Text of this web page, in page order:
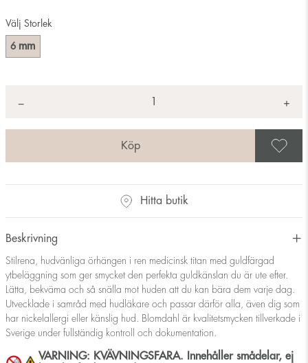
Välj Storlek
6 mm
− +
Hitta butik
Beskrivning
Stilrena, hudvänliga örhängen i ren medicinsk titan med guldfärgad
ytbeläggning som ger smycket den perfekta guldkänslan du är ute efter.
Lätta, bekväma och så snälla mot huden att du kan bära dem varje dag.
Utvecklade i samråd med hudläkare och passar därför alla, även dig som
har nickelallergi eller känslig hud. Blomdahl är kvalitetsmycken tillverkade i
Sverige under fullständig kontroll och dokumentation.
VARNING: KVÄVNINGSFARA. Innehåller smådelar, ej